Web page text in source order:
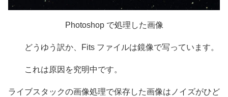
Photoshop で処理した画像
どうゆう訳か、Fits ファイルは鏡像で写っています。
これは原因を究明中です。
ライブスタックの画像処理で保存した画像はノイズがひど